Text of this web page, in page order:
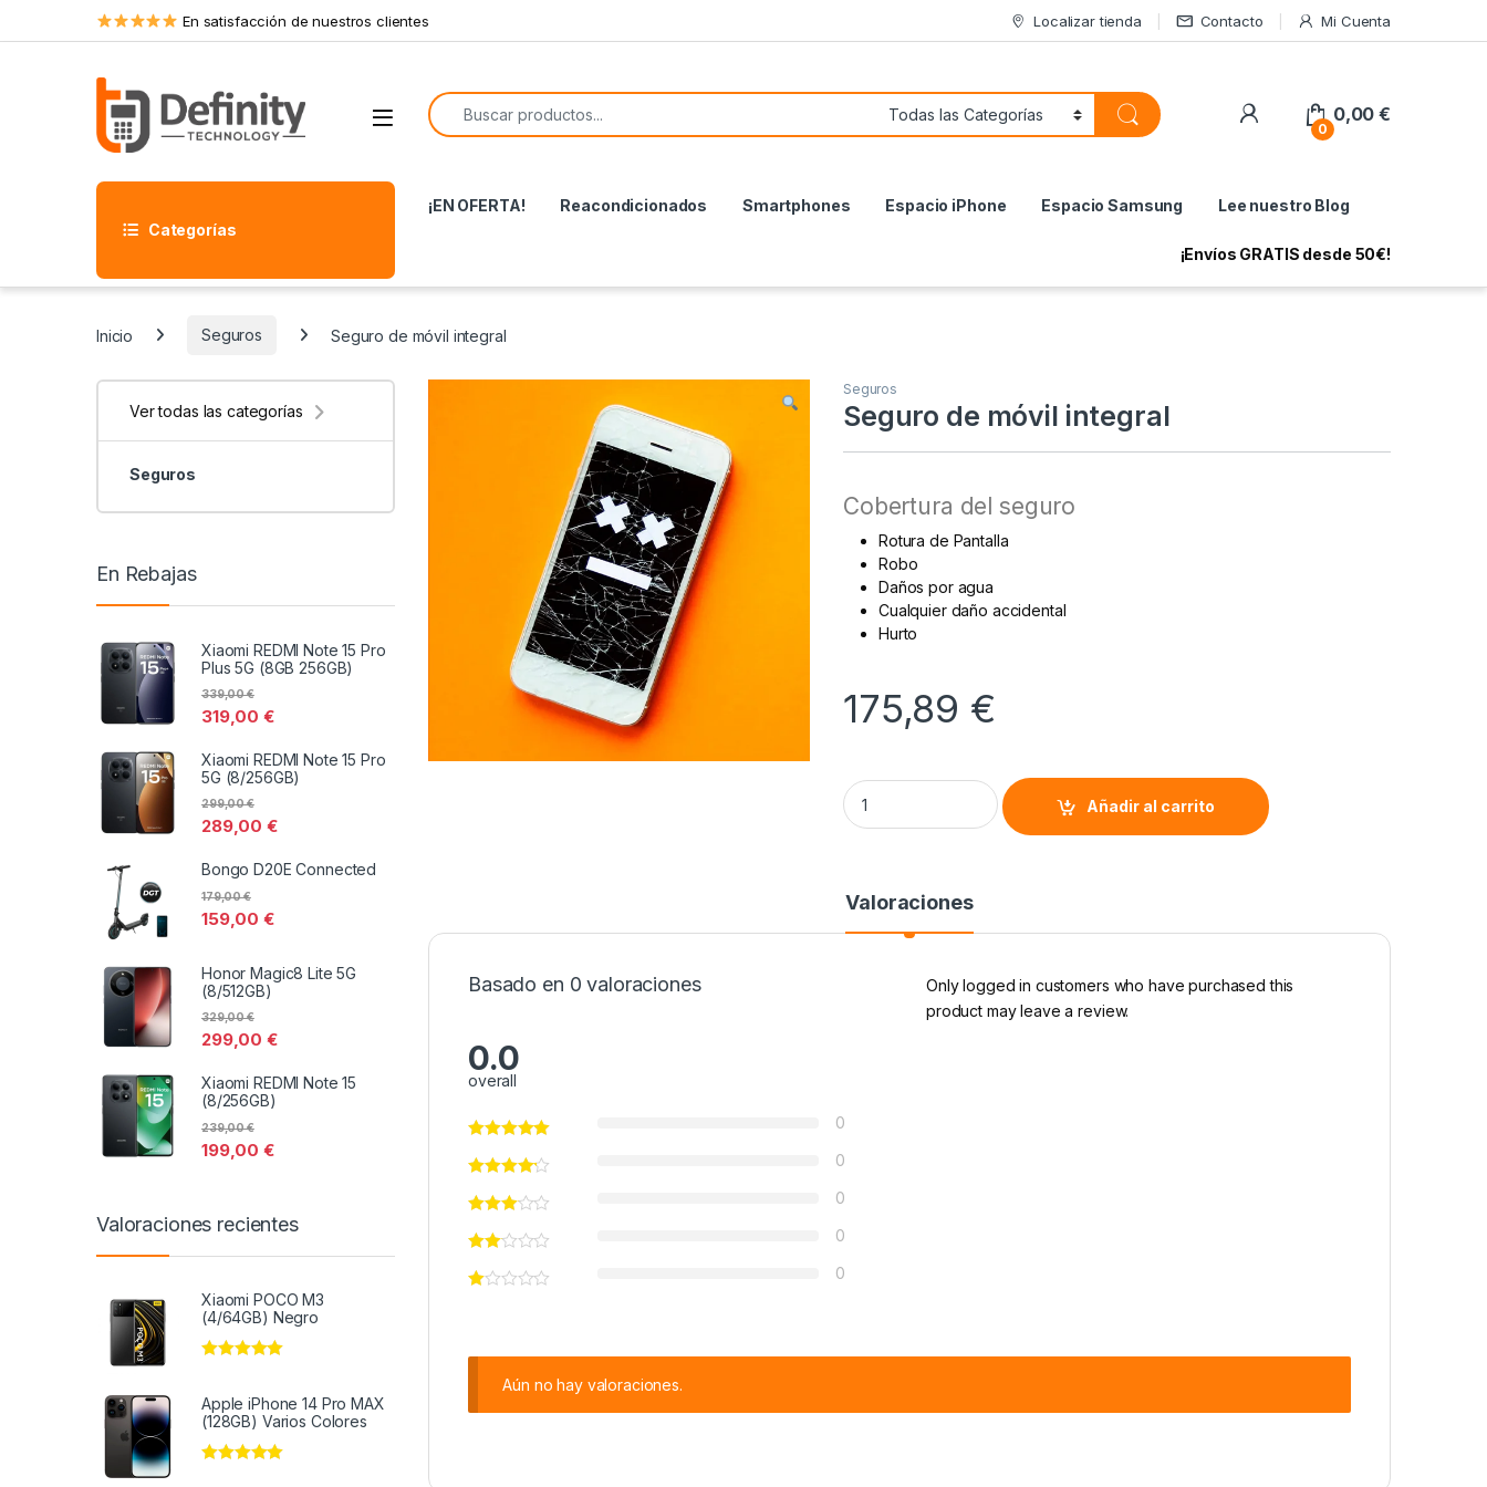
Skip to navigation
Skip to content En satisfacción de nuestros clientes Localizar tienda Contacto Mi Cuenta
Open
Search for:
My Account
0
0,00€
Categorías
¡EN OFERTA! Reacondicionados Smartphones Espacio iPhone Espacio Samsung Lee nuestro Blog
¡Envíos GRATIS desde 50€!
Inicio Seguros Seguro de móvil integral
Seguros
Seguro de móvil integral
Cobertura del seguro
Rotura de Pantalla
Robo
Daños por agua
Cualquier daño accidental
Hurto
175,89 €
Seguro de móvil integral quantity
Añadir al carrito
Valoraciones
Basado en 0 valoraciones
0.0
overall
0
0
0
0
0
Only logged in customers who have purchased this
product may leave a review.
Aún no hay valoraciones.
Ver todas las categorías
Seguros
En Rebajas
Xiaomi REDMI Note 15 Pro
Plus 5G (8GB 256GB)
319,00€
339,00€
Xiaomi REDMI Note 15 Pro
5G (8/256GB)
289,00€
299,00€
Bongo D20E Connected
159,00€
179,00€
Honor Magic8 Lite 5G
(8/512GB)
299,00€
329,00€
Xiaomi REDMI Note 15
(8/256GB)
199,00€
239,00€
Valoraciones recientes
Xiaomi POCO M3
(4/64GB) Negro
Apple iPhone 14 Pro MAX
(128GB) Varios Colores